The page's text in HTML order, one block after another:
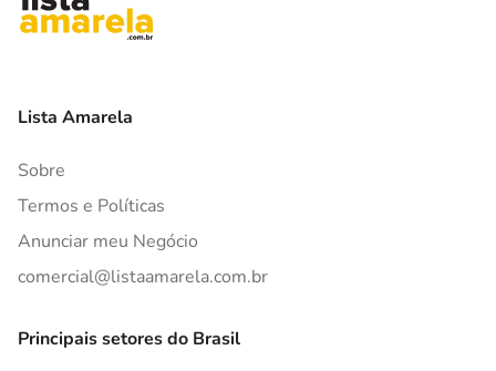
Lista Amarela
Sobre
Termos e Políticas
Anunciar meu Negócio
comercial@listaamarela.com.br
Principais setores do Brasil